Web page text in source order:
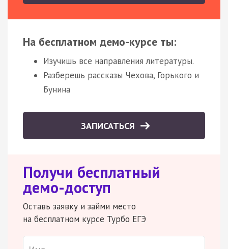
На бесплатном демо-курсе ты:
Изучишь все направления литературы.
Разберешь рассказы Чехова, Горького и
Бунина
ЗАПИСАТЬСЯ
Получи бесплатный
демо-доступ
Оставь заявку и займи место
на бесплатном курсе Турбо ЕГЭ